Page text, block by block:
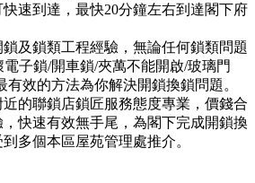
速到達，最快20分鐘左右到達閣下府
及鎖類工程經驗，無論任何鎖類問題
子鎖/開車鎖/夾萬不能開啟/玻璃門
有效的方法為你解決開鎖換鎖問題。
的聯鎖店鎖匠服務態度專業，價錢合
快速有效無手尾，為閣下完成開鎖換
多個本區屋苑管理處推介。